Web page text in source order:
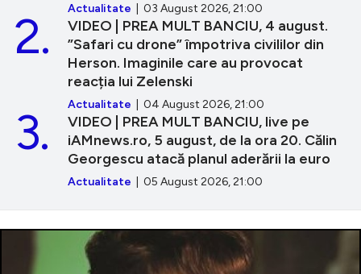
Actualitate | 03 August 2026, 21:00
VIDEO | PREA MULT BANCIU, 4 august.
”Safari cu drone” împotriva civililor din
Herson. Imaginile care au provocat
reacția lui Zelenski
Actualitate | 04 August 2026, 21:00
2.
VIDEO | PREA MULT BANCIU, live pe
iAMnews.ro, 5 august, de la ora 20. Călin
Georgescu atacă planul aderării la euro
Actualitate | 05 August 2026, 21:00
3.